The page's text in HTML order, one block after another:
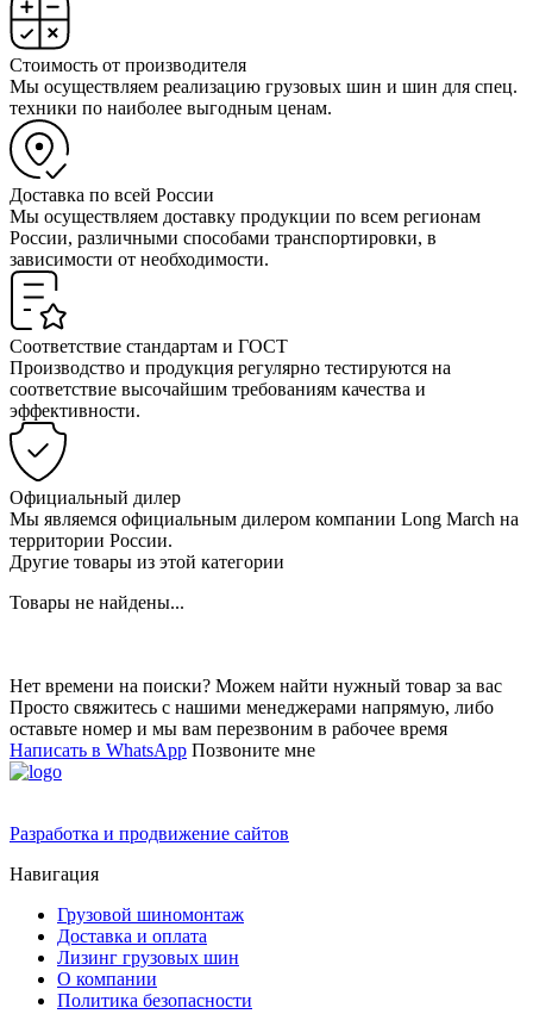
Стоимость от производителя
Мы осуществляем реализацию грузовых шин и шин для спец.
техники по наиболее выгодным ценам.
Доставка по всей России
Мы осуществляем доставку продукции по всем регионам
России, различными способами транспортировки, в
зависимости от необходимости.
Соответствие стандартам и ГОСТ
Производство и продукция регулярно тестируются на
соответствие высочайшим требованиям качества и
эффективности.
Официальный дилер
Мы являемся официальным дилером компании Long March на
территории России.
Другие товары из этой категории
Товары не найдены...
Нет времени на поиски? Можем найти нужный товар за вас
Просто свяжитесь с нашими менеджерами напрямую, либо
оставьте номер и мы вам перезвоним в рабочее время
Написать в WhatsApp Позвоните мне
Разработка и продвижение сайтов
Навигация
Грузовой шиномонтаж
Доставка и оплата
Лизинг грузовых шин
О компании
Политика безопасности